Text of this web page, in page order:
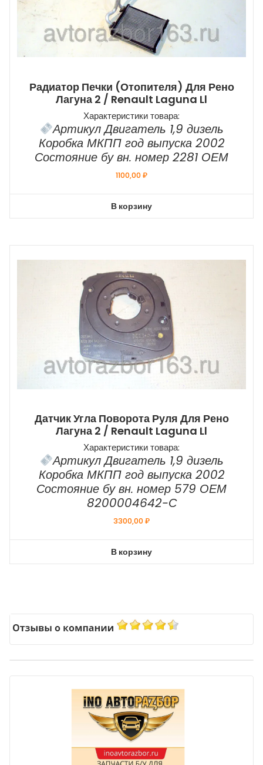
Радиатор Печки (отопителя) Для Рено
Лагуна 2 / Renault Laguna Ll
Характеристики товара:
Артикул Двигатель 1,9 дизель
Коробка МКПП год выпуска 2002
Состояние бу вн. номер 2281 ОЕМ
1100,00₽
В корзину
Датчик Угла Поворота Руля Для Рено
Лагуна 2 / Renault Laguna Ll
Характеристики товара:
Артикул Двигатель 1,9 дизель
Коробка МКПП год выпуска 2002
Состояние бу вн. номер 579 ОЕМ
8200004642-С
3300,00₽
В корзину